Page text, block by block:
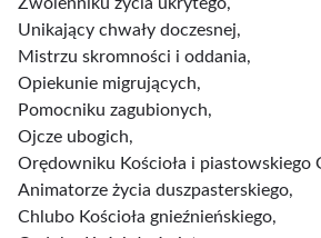
Unikający chwały doczesnej,
Mistrzu skromności i oddania,
Opiekunie migrujących,
Pomocniku zagubionych,
Ojcze ubogich,
Orędowniku Kościoła i piastowskiego
Animatorze życia duszpasterskiego,
Chlubo Kościoła gnieźnieńskiego,